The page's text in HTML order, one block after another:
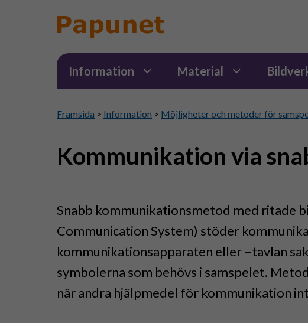
Information Material
Framsida > Information > Möjligheter och metoder för
Kommunikation via
Snabb kommunikationsmetod med ritade
Communication System) stöder
kommunikationsapparaten eller –tavlan
symbolerna som behövs i samspelet.
när andra hjälpmedel för kommunikation